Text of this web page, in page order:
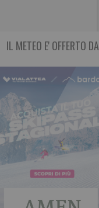
IL METEO E' OFFERTO DA